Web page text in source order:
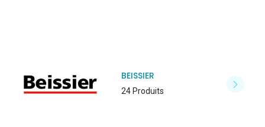
BEISSIER
24 Produits